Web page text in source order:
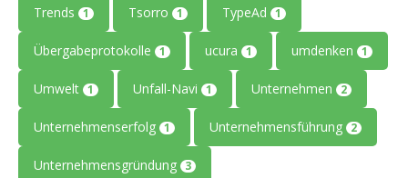
Trends 1 Tsorro 1 TypeAd 1
Übergabeprotokolle 1 ucura 1 umdenken 1
Umwelt 1 Unfall-Navi 1 Unternehmen 2
Unternehmenserfolg 1 Unternehmensführung 2
Unternehmensgründung 3